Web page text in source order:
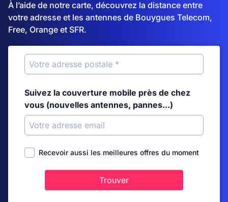
À l’aide de notre carte, découvrez la distance entre
votre adresse et les antennes de Bouygues Telecom,
Free, Orange et SFR.
Suivez la couverture mobile près de chez
vous (nouvelles antennes, pannes...)
Recevoir aussi les meilleures offres du moment
Trouver